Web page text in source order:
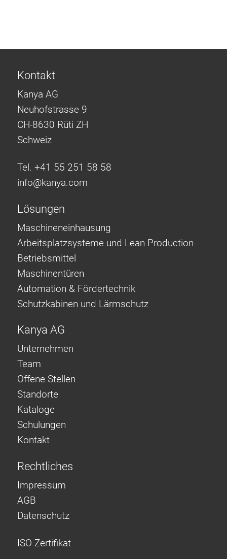
Kontakt
Kanya AG
Neuhofstrasse 9
CH-8630 Rüti ZH
Schweiz
Tel. +41 55 251 58 58
info@kanya.com
Lösungen
Maschineneinhausung
Arbeitsplatzsysteme und Lean Production
Betriebsmittel
Maschinentüren
Automation & Fördertechnik
Schutzkabinen und Lärmschutz
Kanya AG
Unternehmen
Team
Offene Stellen
Standorte
Kataloge
Schulungen
Kontakt
Rechtliches
Impressum
AGB
Datenschutz
ISO Zertifikat